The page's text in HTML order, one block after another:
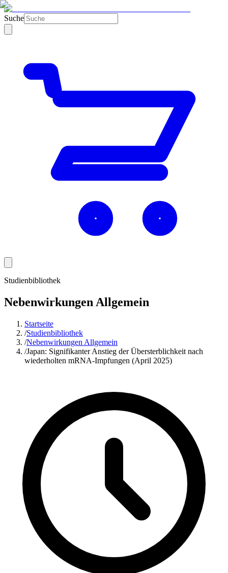
Suche
Studienbibliothek
Nebenwirkungen Allgemein
Startseite
/Studienbibliothek
/Nebenwirkungen Allgemein
/Japan: Signifikanter Anstieg der Übersterblichkeit nach
wiederholten mRNA-Impfungen (April 2025)